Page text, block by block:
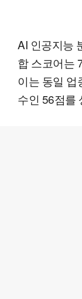
AI 인공지능
합 스코어는
이는 동일 업
수인 56점를